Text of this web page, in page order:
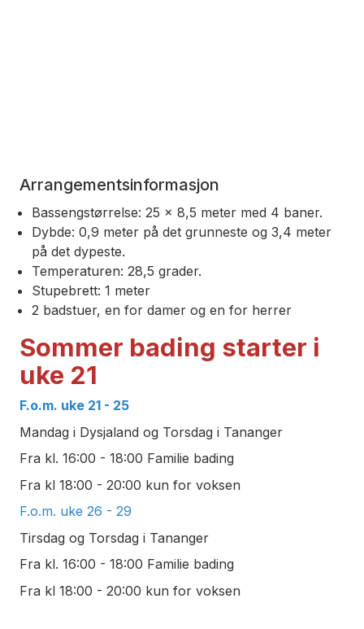
Arrangementsinformasjon
Bassengstørrelse: 25 x 8,5 meter med 4 baner.
Dybde: 0,9 meter på det grunneste og 3,4 meter
på det dypeste.
Temperaturen: 28,5 grader.
Stupebrett: 1 meter
2 badstuer, en for damer og en for herrer
Sommer bading starter i
uke 21
F.o.m. uke 21 - 25
Mandag i Dysjaland og Torsdag i Tananger
Fra kl. 16:00 - 18:00 Familie bading
Fra kl 18:00 - 20:00 kun for voksen
F.o.m. uke 26 - 29
Tirsdag og Torsdag i Tananger
Fra kl. 16:00 - 18:00 Familie bading
Fra kl 18:00 - 20:00 kun for voksen